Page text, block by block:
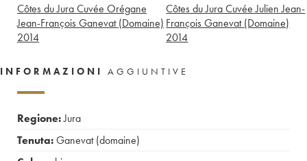
Côtes du Jura Cuvée Orégane
Jean-François Ganevat (Domaine)
2014
Côtes du Jura Cuvée Julien Jean-
François Ganevat (Domaine)
2014
INFORMAZIONI AGGIUNTIVE
Regione:Jura
Tenuta:Ganevat (domaine)